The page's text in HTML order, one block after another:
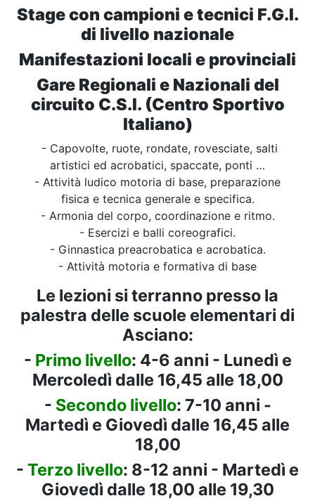
Stage con campioni e tecnici F.G.I.
di livello nazionale
Manifestazioni locali e provinciali
Gare Regionali e Nazionali del
circuito C.S.I. (Centro Sportivo
Italiano)
- Capovolte, ruote, rondate, rovesciate, salti
artistici ed acrobatici, spaccate, ponti …
- Attività ludico motoria di base, preparazione
fisica e tecnica generale e specifica.
- Armonia del corpo, coordinazione e ritmo.
- Esercizi e balli coreografici.
- Ginnastica preacrobatica e acrobatica.
- Attività motoria e formativa di base
Le lezioni si terranno presso la
palestra delle scuole elementari di
Asciano:
- Primo livello: 4-6 anni - Lunedì e
Mercoledì dalle 16,45 alle 18,00
- Secondo livello: 7-10 anni -
Martedì e Giovedì dalle 16,45 alle
18,00
- Terzo livello: 8-12 anni - Martedì e
Giovedì dalle 18,00 alle 19,30